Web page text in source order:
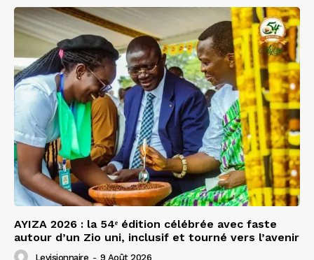
AYIZA 2026 : la 54ᵉ édition célébrée avec faste
autour d’un Zio uni, inclusif et tourné vers l’avenir
Levisionnaire - 9 Août 2026